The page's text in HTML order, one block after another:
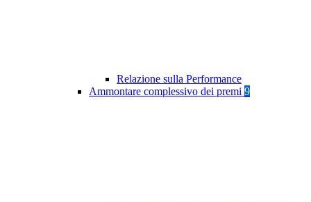
Relazione sulla Performance
Ammontare complessivo dei premi 9